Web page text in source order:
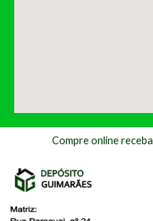
Compre online